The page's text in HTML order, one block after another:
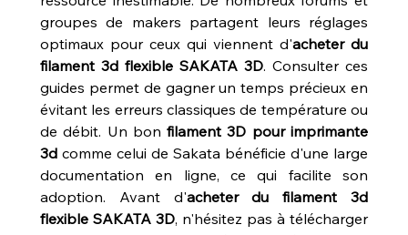
groupes de makers partagent leurs réglages
optimaux pour ceux qui viennent d'acheter du
filament 3d flexible SAKATA 3D. Consulter ces
guides permet de gagner un temps précieux en
évitant les erreurs classiques de température ou
de débit. Un bon filament 3D pour imprimante
3d comme celui de Sakata bénéficie d'une large
documentation en ligne, ce qui facilite son
adoption. Avant d'acheter du filament 3d
flexible SAKATA 3D, n'hésitez pas à télécharger